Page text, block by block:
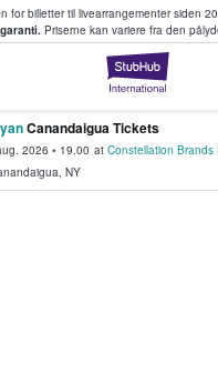
for billetter til livearrangementer siden
garanti.Priserne kan variere fra den
og sælger
Canandaigua Tickets
2026 • 19.00 at Constellation Brands
, NY